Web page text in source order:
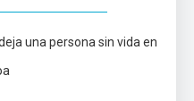
una persona sin vida en